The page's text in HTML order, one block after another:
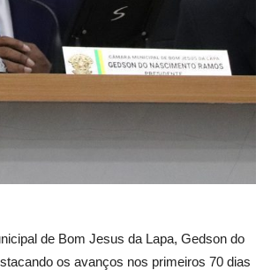
de Bom Jesus da Lapa, Gedson do
os avanços nos primeiros 70 dias